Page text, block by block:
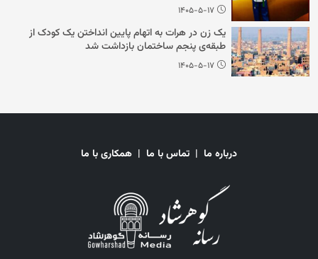
۱۴۰۵-۵-۱۷
یک زن در هرات به اتهام پایین انداختن یک کودک از
طبقه‌ی پنجم ساختمان بازداشت شد
۱۴۰۵-۵-۱۷
درباره ما | تماس با ما | همکاری با ما